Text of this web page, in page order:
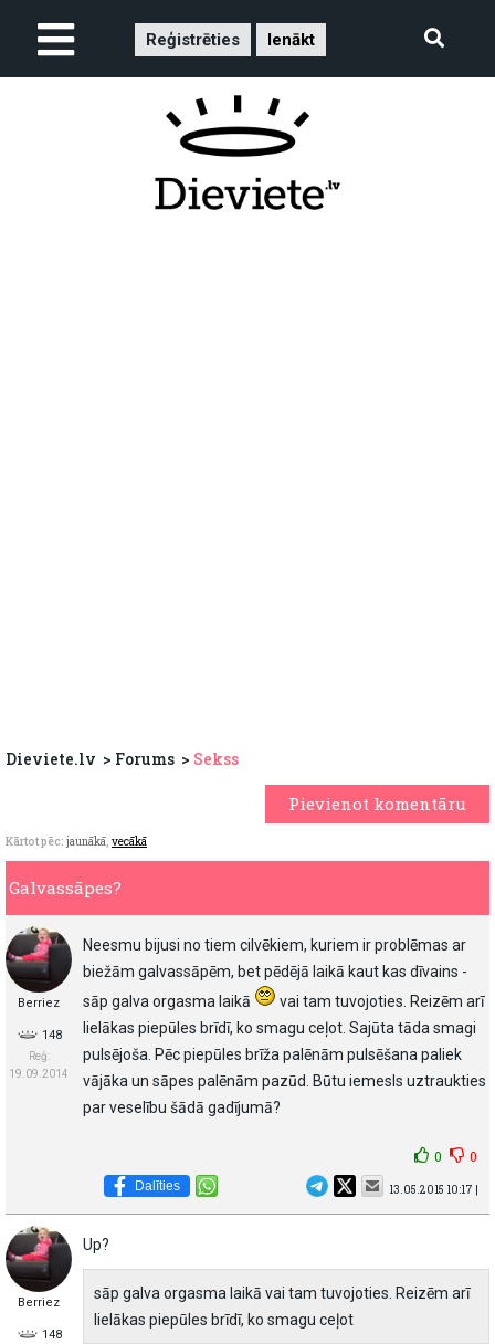
Reģistrēties Ienākt
Dieviete.lv Forums Sekss
Pievienot komentāru
Kārtot pēc: jaunākā, vecākā
Galvassāpes?
Berriez
148
Reģ:
19.09.2014
Neesmu bijusi no tiem cilvēkiem, kuriem ir problēmas ar
biežām galvassāpēm, bet pēdējā laikā kaut kas dīvains -
sāp galva orgasma laikā
vai tam tuvojoties. Reizēm arī
lielākas piepūles brīdī, ko smagu ceļot. Sajūta tāda smagi
pulsējoša. Pēc piepūles brīža palēnām pulsēšana paliek
vājāka un sāpes palēnām pazūd. Būtu iemesls uztraukties
par veselību šādā gadījumā?
0 0
Dalīties 13.05.2015 10:17 |
Berriez
148
Up?
sāp galva orgasma laikā vai tam tuvojoties. Reizēm arī
lielākas piepūles brīdī, ko smagu ceļot